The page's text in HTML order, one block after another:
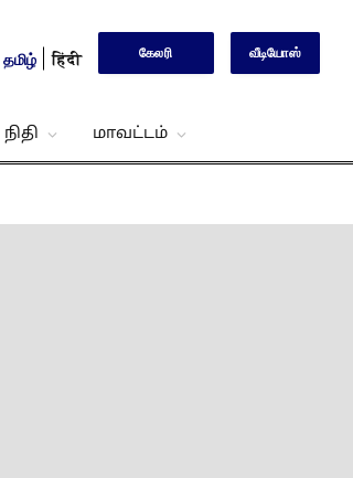
தமிழ் हिंदी கேலரி வீடியோஸ்
நிதி மாவட்டம்